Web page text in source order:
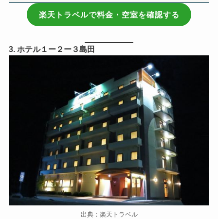
楽天トラベルで料金・空室を確認する
3. ホテル１ー２ー３島田
出典：楽天トラベル